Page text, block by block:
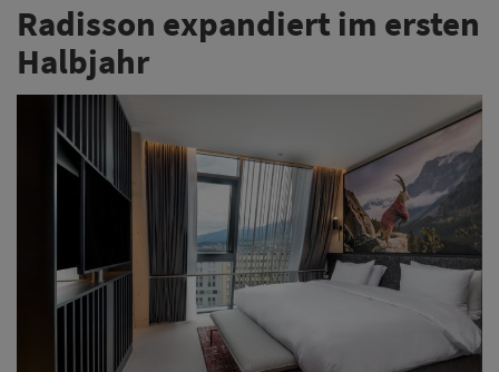
Radisson expandiert im ersten
Halbjahr